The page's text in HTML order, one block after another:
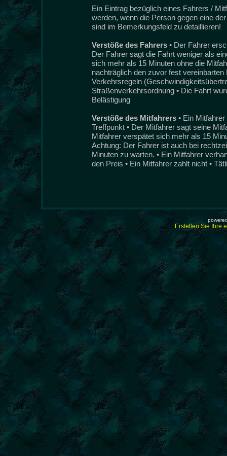
Ein Eintrag bezüglich eines Fahrers /
werden, wenn die Person gegen eine
sind im Bemerkungsfeld zu detaillieren!
Verstöße des Fahrers • Der Fahrer
Der Fahrer sagt die Fahrt weniger als
sich mehr als 15 Minuten ohne die
nachträglich den zuvor fest
Verkehrsregeln
Straßenverkehrsordnung • Die Fahrt
Belästigung
Verstöße des Mitfahrers • Ein
Treffpunkt • Der Mitfahrer sagt seine
Mitfahrer verspätet sich mehr als 15
Achtung: Der Fahrer ist auch bei
Minuten zu warten. • Ein Mitfahrer
den Preis • Ein Mitfahrer zahlt nicht •
Erstellen Sie Ihre